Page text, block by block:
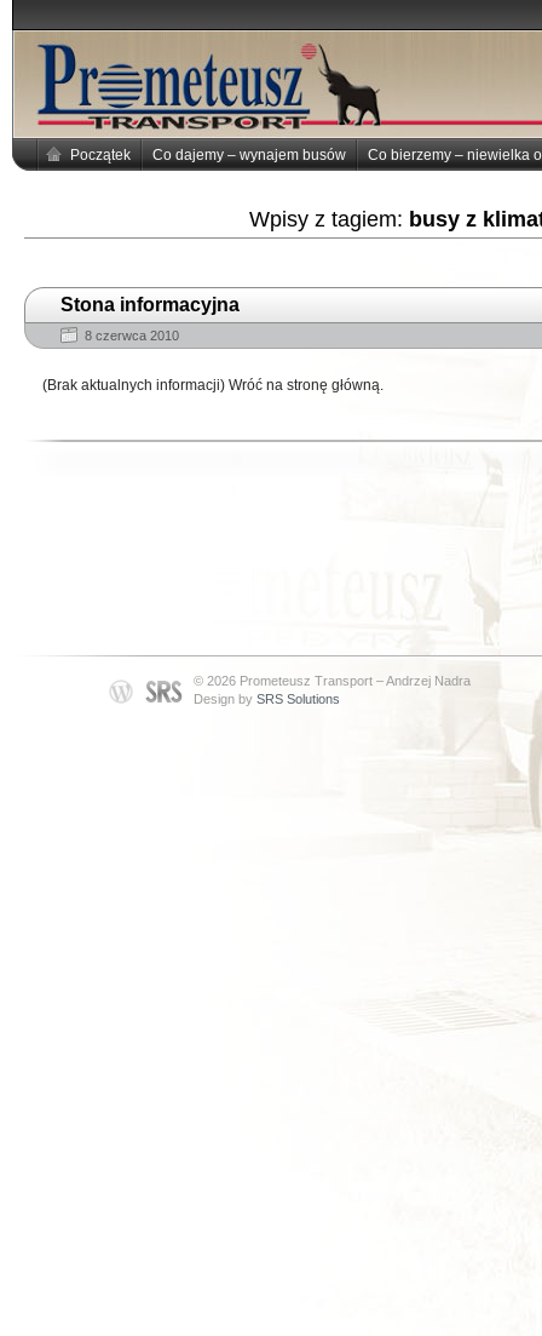
Początek Co dajemy – wynajem busów Co bierzemy – niewielka
Wpisy z tagiem: busy z
Stona informacyjna
8 czerwca 2010
(Brak aktualnych informacji) Wróć na stronę główną.
© 2026 Prometeusz Transport – Andrzej Nadra
Design by SRS Solutions